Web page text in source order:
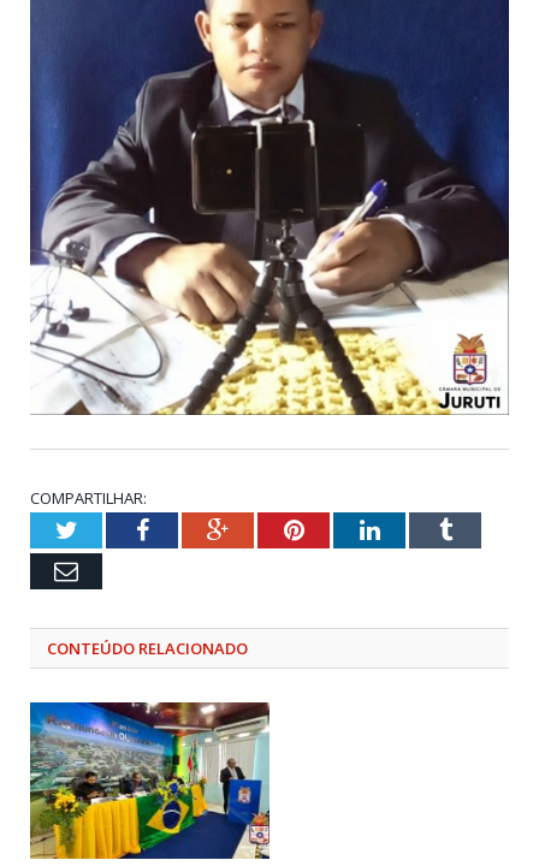
COMPARTILHAR:
TwitterFacebookGoogle+PinterestLinkedInTumblr
Email
CONTEÚDO RELACIONADO